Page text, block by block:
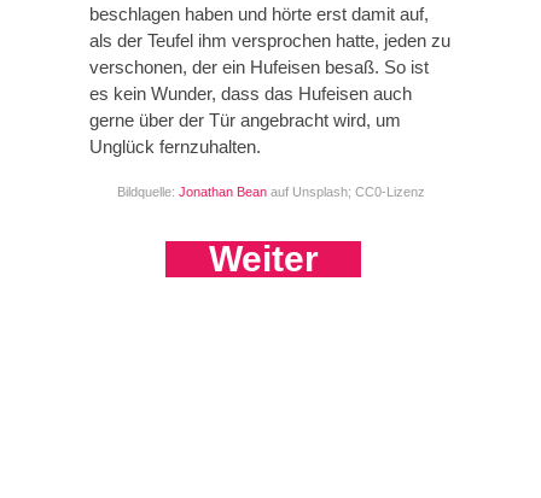
beschlagen haben und hörte erst damit auf,
als der Teufel ihm versprochen hatte, jeden zu
verschonen, der ein Hufeisen besaß. So ist
es kein Wunder, dass das Hufeisen auch
gerne über der Tür angebracht wird, um
Unglück fernzuhalten.
Bildquelle: Jonathan Beanauf Unsplash; CC0-Lizenz
Weiter